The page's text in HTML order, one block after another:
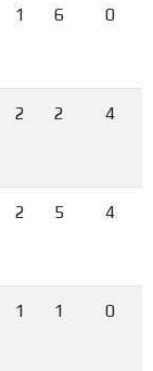
1 6 0
2 2 4
2 5 4
1 1 0